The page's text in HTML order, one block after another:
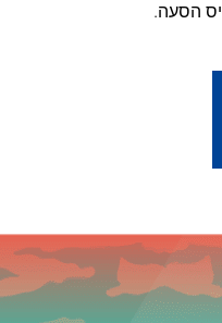
הסעה.